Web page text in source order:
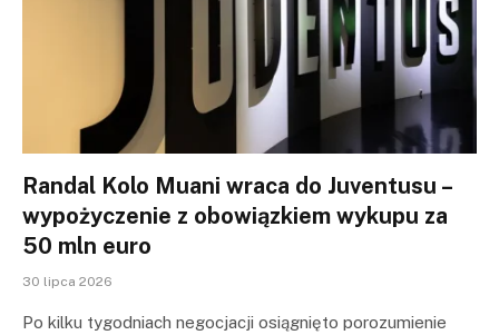
Randal Kolo Muani wraca do Juventusu –
wypożyczenie z obowiązkiem wykupu za
50 mln euro
30 lipca 2026
Po kilku tygodniach negocjacji osiągnięto porozumienie